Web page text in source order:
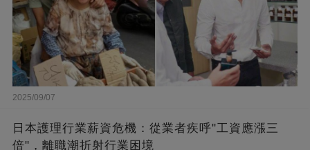
2025/09/07
日本護理行業薪資危機：從業者疾呼"工資應漲三
倍"，離職潮折射行業困境